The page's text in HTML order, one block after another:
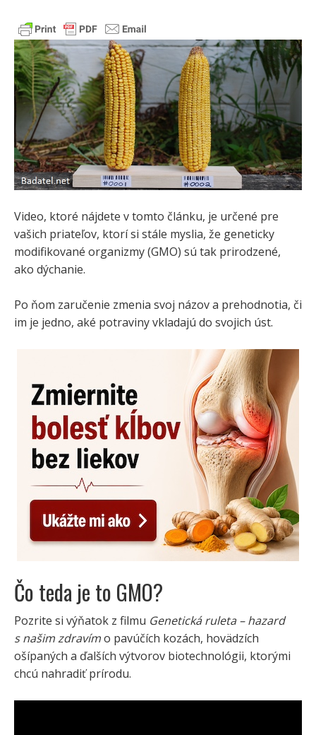
Video, ktoré nájdete v tomto článku, je určené pre
vašich priateľov, ktorí si stále myslia, že geneticky
modifikované organizmy (GMO) sú tak prirodzené,
ako dýchanie.
Po ňom zaručenie zmenia svoj názov a prehodnotia, či
im je jedno, aké potraviny vkladajú do svojich úst.
Čo teda je to GMO?
Pozrite si výňatok z filmu Genetická ruleta – hazard
s našim zdravímo pavúčích kozách, hovädzích
ošípaných a ďalších výtvorov biotechnológii, ktorými
chcú nahradiť prírodu.